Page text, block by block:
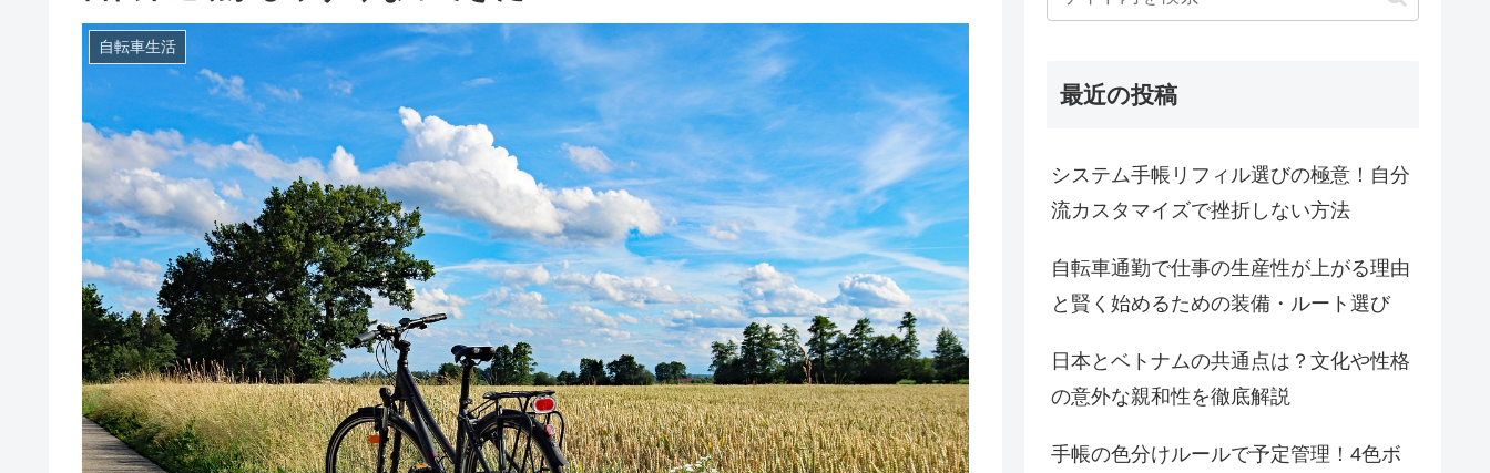
自転車生活
最近の投稿
システム手帳リフィル選びの極意！自分
流カスタマイズで挫折しない方法
自転車通勤で仕事の生産性が上がる理由
と賢く始めるための装備・ルート選び
日本とベトナムの共通点は？文化や性格
の意外な親和性を徹底解説
手帳の色分けルールで予定管理！4色ボ